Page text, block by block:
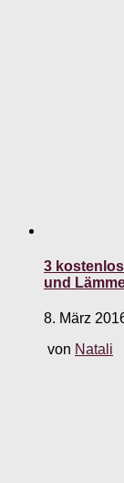
3
und
8. März
von Natali